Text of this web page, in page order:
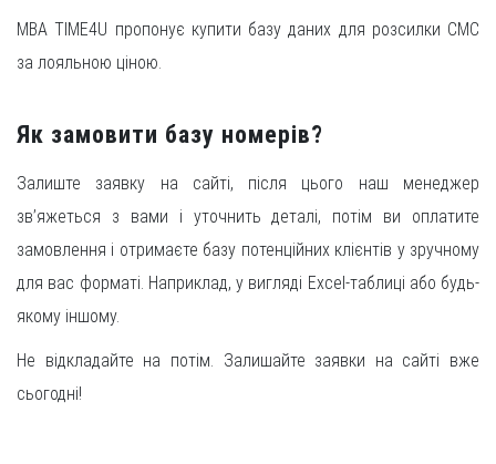
MBA TIME4U пропонує купити базу даних для розсилки СМС
за лояльною ціною.
Як замовити базу номерів?
Залиште заявку на сайті, після цього наш менеджер
зв’яжеться з вами і уточнить деталі, потім ви оплатите
замовлення і отримаєте базу потенційних клієнтів у зручному
для вас форматі. Наприклад, у вигляді Excel-таблиці або будь-
якому іншому.
Не відкладайте на потім. Залишайте заявки на сайті вже
сьогодні!